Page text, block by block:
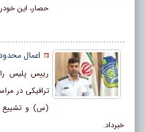
حصار، این خودرو با ۲ عابر پیاده برخورد و جان
اعمال
رییس پلیس
ترافیکی در
(س) و تشییع
خبرداد.